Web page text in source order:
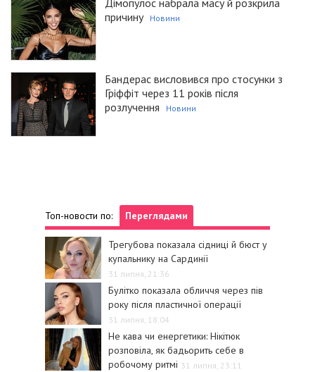
причину
Новини
Бандерас висловився про стосунки з
Гріффіт через 11 років після
розлучення
Новини
Топ-новости по: Переглядами
Трегубова показала сідниці й бюст у
купальнику на Сардинії
31 липня, 21:36
Булітко показала обличчя через пів
року після пластичної операції
31 липня, 18:04
Не кава чи енергетики: Нікітюк
розповіла, як бадьорить себе в
робочому ритмі 31 липня, 23:11